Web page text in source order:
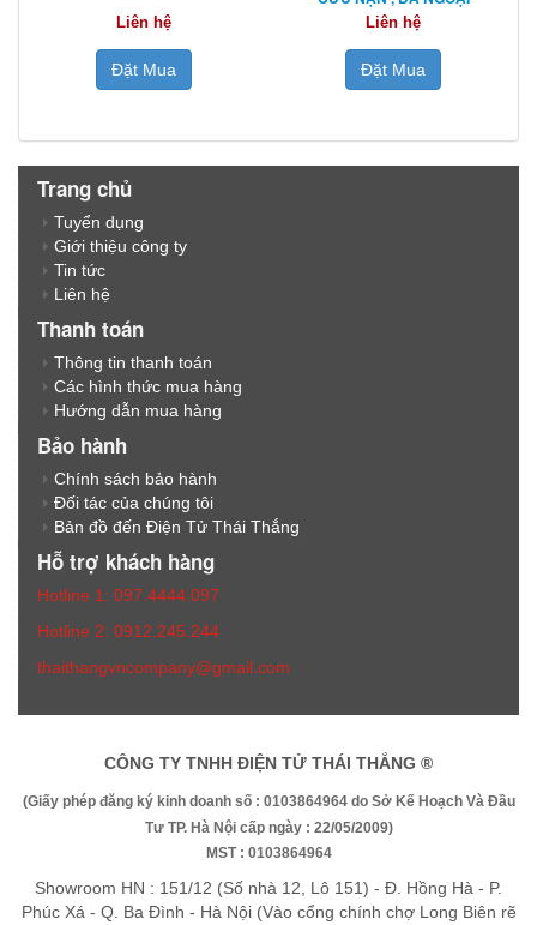
Liên hệ
Đặt Mua
Liên hệ
Đặt Mua
Trang chủ
Tuyển dụng
Giới thiệu công ty
Tin tức
Liên hệ
Thanh toán
Thông tin thanh toán
Các hình thức mua hàng
Hướng dẫn mua hàng
Bảo hành
Chính sách bảo hành
Đối tác của chúng tôi
Bản đồ đến Điện Tử Thái Thắng
Hỗ trợ khách hàng
Hotline 1: 097.4444.097
Hotline 2: 0912.245.244
thaithangvncompany@gmail.com
CÔNG TY TNHH ĐIỆN TỬ THÁI THẮNG ®
(Giấy phép đăng ký kinh doanh số : 0103864964 do Sở Kế Hoạch Và Đầu
Tư TP. Hà Nội cấp ngày : 22/05/2009)
MST : 0103864964
Showroom HN : 151/12 (Số nhà 12, Lô 151) - Đ. Hồng Hà - P.
Phúc Xá - Q. Ba Đình - Hà Nội (Vào cổng chính chợ Long Biên rẽ